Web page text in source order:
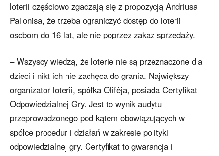
loterii częściowo zgadzają się z propozycją Andriusa
Palionisa, że trzeba ograniczyć dostęp do loterii
osobom do 16 lat, ale nie poprzez zakaz sprzedaży.
– Wszyscy wiedzą, że loterie nie są przeznaczone dla
dzieci i nikt ich nie zachęca do grania. Największy
organizator loterii, spółka Olifėja, posiada Certyfikat
Odpowiedzialnej Gry. Jest to wynik audytu
przeprowadzonego pod kątem obowiązujących w
spółce procedur i działań w zakresie polityki
odpowiedzialnej gry. Certyfikat to gwarancja i